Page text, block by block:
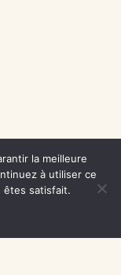
la meilleure
à utiliser ce
êtes satisfait.